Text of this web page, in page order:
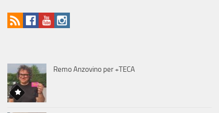
Remo Anzovino per +TECA